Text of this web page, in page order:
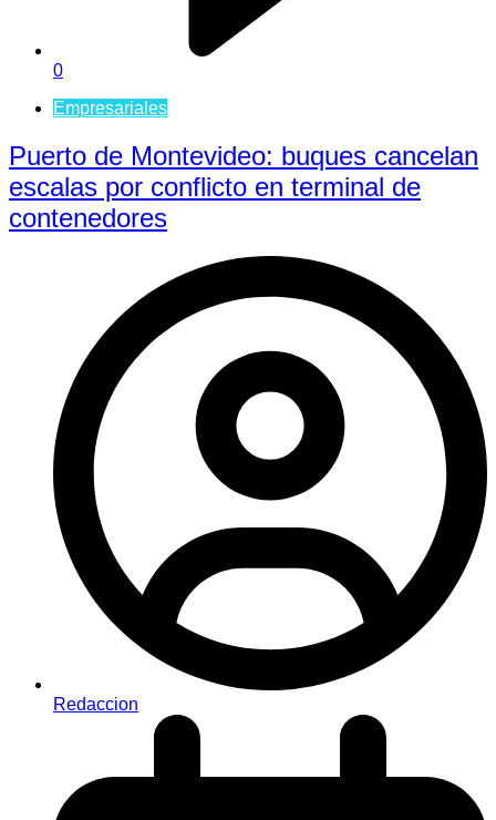
0
Empresariales
Puerto de Montevideo: buques cancelan
escalas por conflicto en terminal de
contenedores
Redaccion